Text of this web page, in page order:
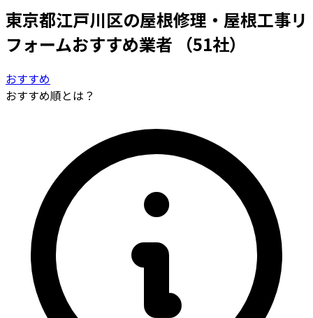
東京都江戸川区の屋根修理・屋根工事リ
フォームおすすめ業者
（51社）
おすすめ
おすすめ順とは？